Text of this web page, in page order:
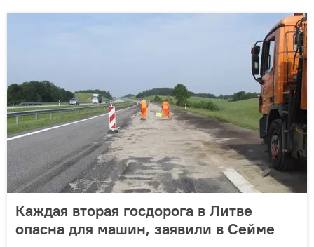
Каждая вторая госдорога в Литве
опасна для машин, заявили в Сейме